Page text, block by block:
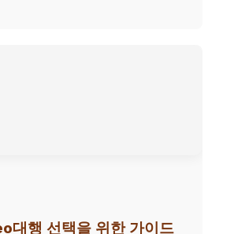
대행 선택을 위한 가이드